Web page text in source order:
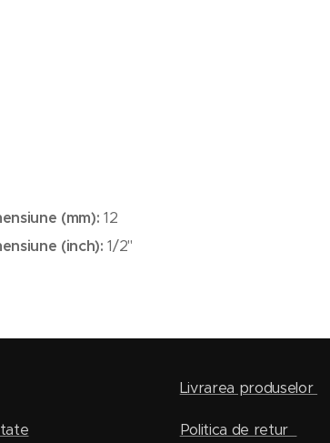
(mm): 12
(inch):1/2"
Livrarea produselor
Politica de retur